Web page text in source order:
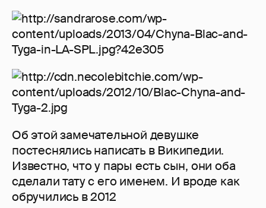
Об этой замечательной девушке
постеснялись написать в Википедии.
Известно, что у пары есть сын, они оба
сделали тату с его именем. И вроде как
обручились в 2012